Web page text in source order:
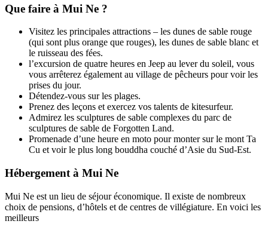
Que faire à Mui Ne ?
Visitez les principales attractions – les dunes de sable rouge
(qui sont plus orange que rouges), les dunes de sable blanc et
le ruisseau des fées.
l’excursion de quatre heures en Jeep au lever du soleil, vous
vous arrêterez également au village de pêcheurs pour voir les
prises du jour.
Détendez-vous sur les plages.
Prenez des leçons et exercez vos talents de kitesurfeur.
Admirez les sculptures de sable complexes du parc de
sculptures de sable de Forgotten Land.
Promenade d’une heure en moto pour monter sur le mont Ta
Cu et voir le plus long bouddha couché d’Asie du Sud-Est.
Hébergement à Mui Ne
Mui Ne est un lieu de séjour économique. Il existe de nombreux
choix de pensions, d’hôtels et de centres de villégiature. En voici les
meilleurs